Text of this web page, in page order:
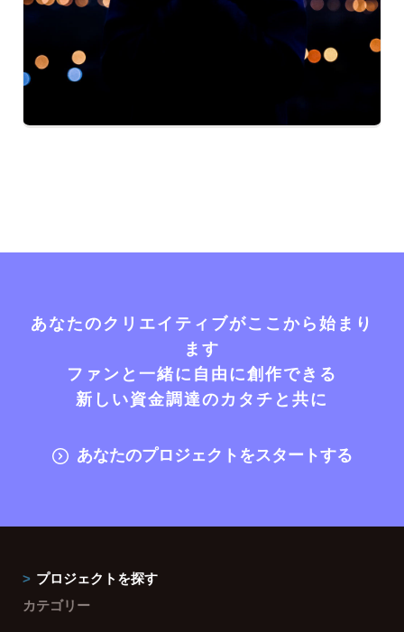
あなたのクリエイティブがここから始まり
ます
ファンと一緒に自由に創作できる
新しい資金調達のカタチと共に
あなたのプロジェクトをスタートする
プロジェクトを探す
カテゴリー